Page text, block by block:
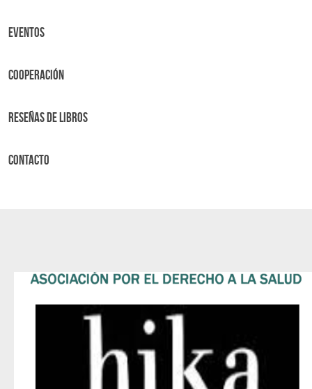
Eventos
Cooperación
Reseñas de libros
Contacto